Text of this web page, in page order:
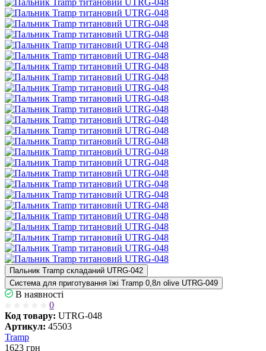
Пальник Tramp складаний UTRG-042
Система для приготування їжі Tramp 0,8л olive UTRG-049
В наявності
0
Код товару: UTRG-048
Артикул: 45503
Tramp
1623 грн